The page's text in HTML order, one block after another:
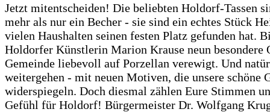
Jetzt mitentscheiden! Die beliebten Holdorf-Tassen
mehr als nur ein Becher - sie sind ein echtes Stück
vielen Haushalten seinen festen Platz gefunden hat.
Holdorfer Künstlerin Marion Krause neun besondere
Gemeinde liebevoll auf Porzellan verewigt. Und
weitergehen - mit neuen Motiven, die unsere schöne
widerspiegeln. Doch diesmal zählen Eure Stimmen
Gefühl für Holdorf! Bürgermeister Dr. Wolfgang